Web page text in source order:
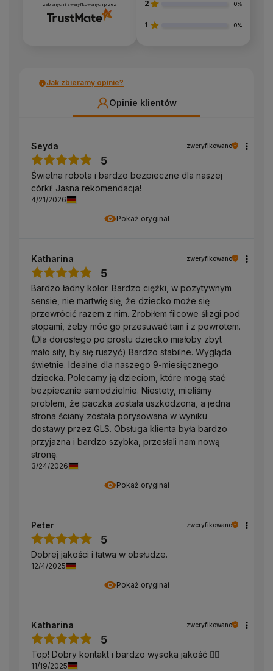
zebranych i zweryfikowanych przez 2 0%
1 0%
Jak zbieramy opinie?
Opinie klientów
Pokaż oryginał
Seyda zweryfikowano
5
Świetna robota i bardzo bezpieczne dla naszej
córki! Jasna rekomendacja!
4/21/2026
Pokaż oryginał
Katharina zweryfikowano
5
Bardzo ładny kolor. Bardzo ciężki, w pozytywnym
sensie, nie martwię się, że dziecko może się
przewrócić razem z nim. Zrobiłem filcowe ślizgi pod
stopami, żeby móc go przesuwać tam i z powrotem.
(Dla dorosłego po prostu dziecko miałoby zbyt
mało siły, by się ruszyć) Bardzo stabilne. Wygląda
świetnie. Idealne dla naszego 9-miesięcznego
dziecka. Polecamy ją dzieciom, które mogą stać
bezpiecznie samodzielnie. Niestety, mieliśmy
problem, że paczka została uszkodzona, a jedna
strona ściany została porysowana w wyniku
dostawy przez GLS. Obsługa klienta była bardzo
przyjazna i bardzo szybka, przesłali nam nową
stronę.
3/24/2026
Pokaż oryginał
Peter zweryfikowano
5
Dobrej jakości i łatwa w obsłudze.
12/4/2025
Katharina zweryfikowano
5
Top! Dobry kontakt i bardzo wysoka jakość 👍🏻
11/19/2025